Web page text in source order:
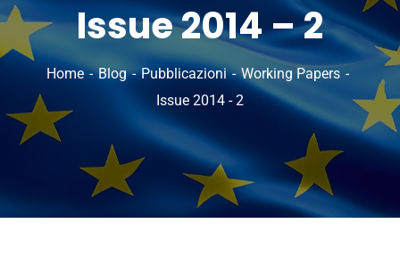
Issue 2014 – 2
Home Blog Pubblicazioni
Working Papers
Issue 2014 - 2